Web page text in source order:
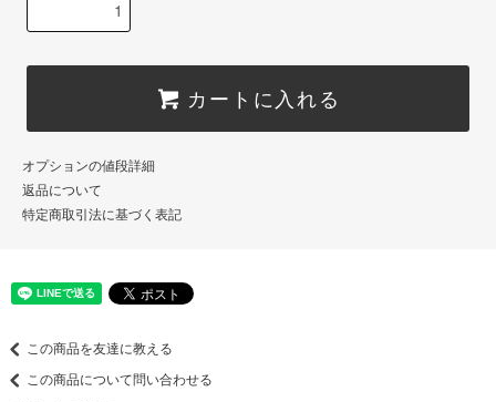
カートに入れる
オプションの値段詳細
返品について
特定商取引法に基づく表記
この商品を友達に教える
この商品について問い合わせる